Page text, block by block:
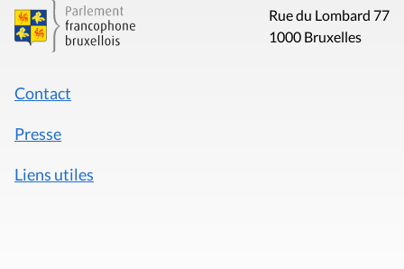
Rue du Lombard 77
1000 Bruxelles
Contact
Presse
Liens utiles